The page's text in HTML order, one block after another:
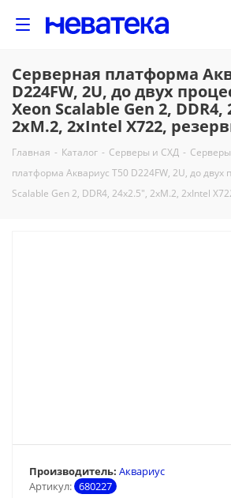
Серверная платформа
D224FW, 2U, до двух
Xeon Scalable Gen 2, DDR4,
2xM.2, 2xIntel X722,
Главная - Каталог - Серверы и СХД - Серверы
платформа Аквариус T50 D224FW, 2U, до двух
Scalable Gen 2, DDR4, 24x2.5", 2xM.2, 2xIntel
Артикул: 680227
Производитель: Аквариус